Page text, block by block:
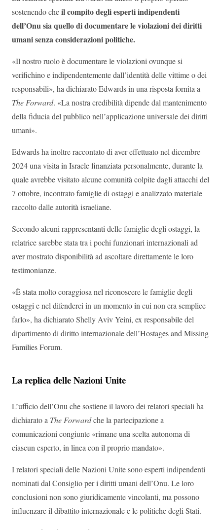
sostenendo cheil compito degli esperti indipendenti
dell’Onu sia quello di documentare le violazioni dei diritti
umani senza considerazioni politiche.
«Il nostro ruolo è documentare le violazioni ovunque si
verifichino e indipendentemente dall’identità delle vittime o dei
responsabili», ha dichiarato Edwards in una risposta fornita a
The Forward. «La nostra credibilità dipende dal mantenimento
della fiducia del pubblico nell’applicazione universale dei diritti
umani».
Edwards ha inoltre raccontato di aver effettuato nel dicembre
2024 una visita in Israele finanziata personalmente, durante la
quale avrebbe visitato alcune comunità colpite dagli attacchi del
7 ottobre, incontrato famiglie di ostaggi e analizzato materiale
raccolto dalle autorità israeliane.
Secondo alcuni rappresentanti delle famiglie degli ostaggi, la
relatrice sarebbe stata tra i pochi funzionari internazionali ad
aver mostrato disponibilità ad ascoltare direttamente le loro
testimonianze.
«È stata molto coraggiosa nel riconoscere le famiglie degli
ostaggi e nel difenderci in un momento in cui non era semplice
farlo», ha dichiarato Shelly Aviv Yeini, ex responsabile del
dipartimento di diritto internazionale dell’Hostages and Missing
Families Forum.
La replica delle Nazioni Unite
L’ufficio dell’Onu che sostiene il lavoro dei relatori speciali ha
dichiarato a The Forwardche la partecipazione a
comunicazioni congiunte «rimane una scelta autonoma di
ciascun esperto, in linea con il proprio mandato».
I relatori speciali delle Nazioni Unite sono esperti indipendenti
nominati dal Consiglio per i diritti umani dell’Onu. Le loro
conclusioni non sono giuridicamente vincolanti, ma possono
influenzare il dibattito internazionale e le politiche degli Stati.